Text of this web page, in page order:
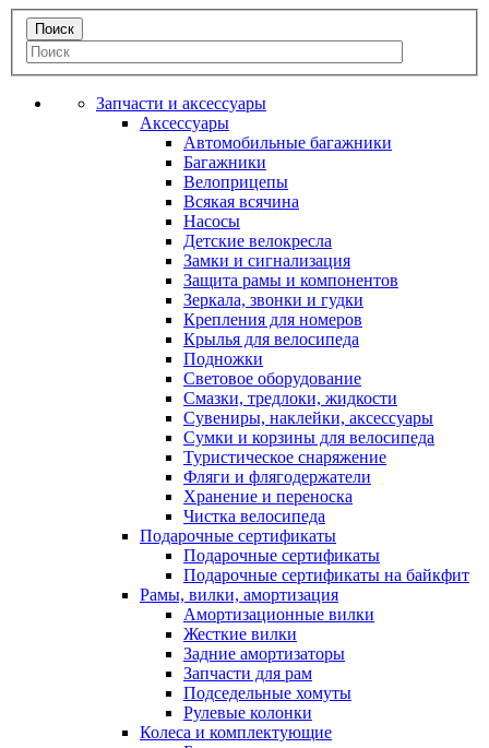
Запчасти и аксессуары
Аксессуары
Автомобильные багажники
Багажники
Велоприцепы
Всякая всячина
Насосы
Детские велокресла
Замки и сигнализация
Защита рамы и компонентов
Зеркала, звонки и гудки
Крепления для номеров
Крылья для велосипеда
Подножки
Световое оборудование
Смазки, тредлоки, жидкости
Сувениры, наклейки, аксессуары
Сумки и корзины для велосипеда
Туристическое снаряжение
Фляги и флягодержатели
Хранение и переноска
Чистка велосипеда
Подарочные сертификаты
Подарочные сертификаты
Подарочные сертификаты на байкфит
Рамы, вилки, амортизация
Амортизационные вилки
Жесткие вилки
Задние амортизаторы
Запчасти для рам
Подседельные хомуты
Рулевые колонки
Колеса и комплектующие